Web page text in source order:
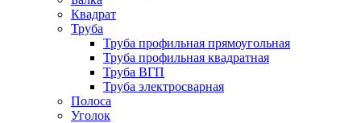
Квадрат
Труба
Труба профильная прямоугольная
Труба профильная квадратная
Труба ВГП
Труба электросварная
Полоса
Уголок